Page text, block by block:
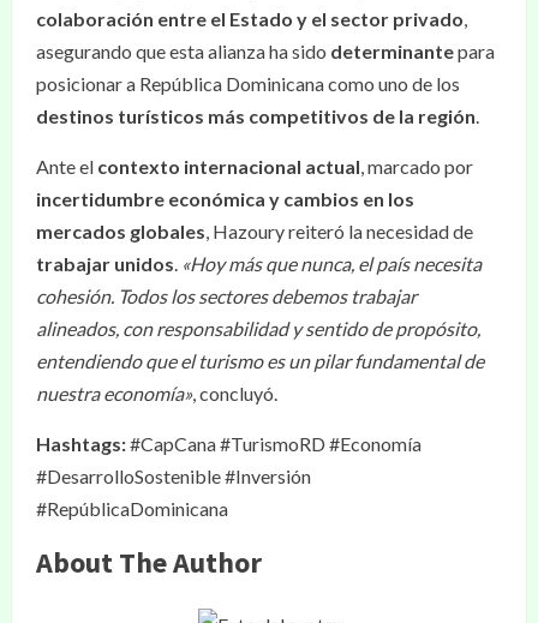
colaboración entre el Estado y el sector privado,
asegurando que esta alianza ha sido determinantepara
posicionar a República Dominicana como uno de los
destinos turísticos más competitivos de la región.
Ante el contexto internacional actual, marcado por
incertidumbre económica y cambios en los
mercados globales, Hazoury reiteró la necesidad de
trabajar unidos. «Hoy más que nunca, el país necesita
cohesión. Todos los sectores debemos trabajar
alineados, con responsabilidad y sentido de propósito,
entendiendo que el turismo es un pilar fundamental de
nuestra economía», concluyó.
Hashtags:#CapCana #TurismoRD #Economía
#DesarrolloSostenible #Inversión
#RepúblicaDominicana
About The Author